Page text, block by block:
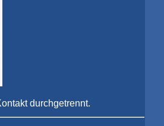
durchgetrennt.